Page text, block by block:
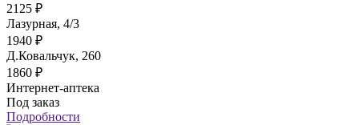
2125 ₽
Лазурная, 4/3
1940 ₽
Д.Ковальчук, 260
1860 ₽
Интернет-аптека
Под заказ
Подробности